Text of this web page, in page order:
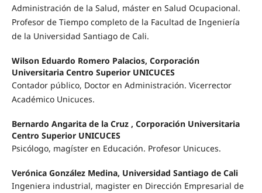
Administración de la Salud, máster en Salud Ocupacional.
Profesor de Tiempo completo de la Facultad de Ingeniería
de la Universidad Santiago de Cali.
Wilson Eduardo Romero Palacios, Corporación
Universitaria Centro Superior UNICUCES
Contador público, Doctor en Administración. Vicerrector
Académico Unicuces.
Bernardo Angarita de la Cruz , Corporación Universitaria
Centro Superior UNICUCES
Psicólogo, magíster en Educación. Profesor Unicuces.
Verónica González Medina, Universidad Santiago de Cali
Ingeniera industrial, magister en Dirección Empresarial de